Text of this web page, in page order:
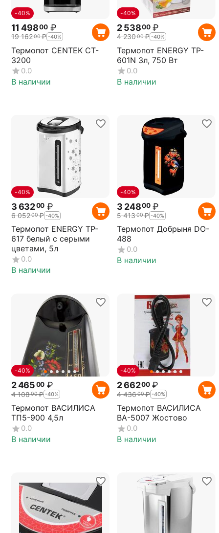
-40%
11 49800 ₽
19 16200₽ -40%
Термопот CENTEK CT-
3200
0.0
В наличии
-40%
2 53800 ₽
4 23000₽ -40%
Термопот ENERGY TP-
601N 3л, 750 Вт
0.0
В наличии
-40%
3 63200 ₽
6 05200₽ -40%
Термопот ENERGY TP-
617 белый с серыми
цветами, 5л
0.0
В наличии
-40%
3 24800 ₽
5 41300₽ -40%
Термопот Добрыня DO-
488
0.0
В наличии
-40%
2 46500 ₽
4 10800₽ -40%
Термопот ВАСИЛИСА
ТП5-900 4,5л
0.0
В наличии
-40%
2 66200 ₽
4 43600₽ -40%
Термопот ВАСИЛИСА
ВА-5007 Жостово
0.0
В наличии